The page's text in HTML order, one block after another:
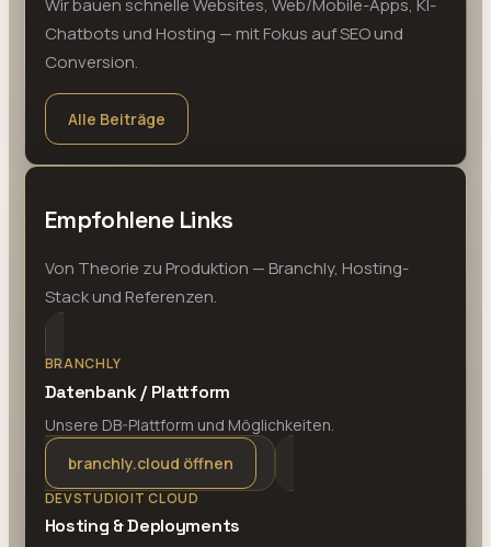
Wir bauen schnelle Websites, Web/Mobile-Apps, KI-
Chatbots und Hosting — mit Fokus auf SEO und
Conversion.
Alle Beiträge
Empfohlene Links
Von Theorie zu Produktion — Branchly, Hosting-
Stack und Referenzen.
BRANCHLY
Datenbank / Plattform
Unsere DB-Plattform und Möglichkeiten.
branchly.cloud öffnen
DEVSTUDIOIT CLOUD
Hosting & Deployments